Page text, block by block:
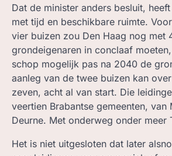
Dat de minister anders besluit,
met tijd en beschikbare ruimte.
vier buizen zou Den Haag nog met
grondeigenaren in conclaaf
schop mogelijk pas na 2040 de
aanleg van de twee buizen kan
zeven, acht al van start. Die
veertien Brabantse gemeenten, van
Deurne. Met onderweg onder meer
Het is niet uitgesloten dat later